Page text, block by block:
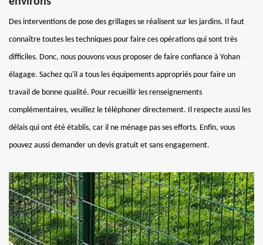
Des interventions de pose des grillages se réalisent sur les jardins. Il faut
connaître toutes les techniques pour faire ces opérations qui sont très
difficiles. Donc, nous pouvons vous proposer de faire confiance à Yohan
élagage. Sachez qu'il a tous les équipements appropriés pour faire un
travail de bonne qualité. Pour recueillir les renseignements
complémentaires, veuillez le téléphoner directement. Il respecte aussi les
délais qui ont été établis, car il ne ménage pas ses efforts. Enfin, vous
pouvez aussi demander un devis gratuit et sans engagement.